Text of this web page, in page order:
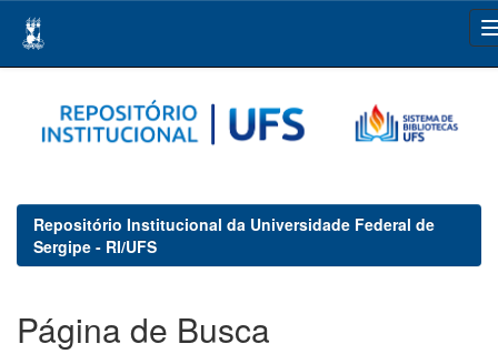
navigation
Repositório Institucional da Universidade Federal de
Sergipe - RI/UFS
Página de Busca